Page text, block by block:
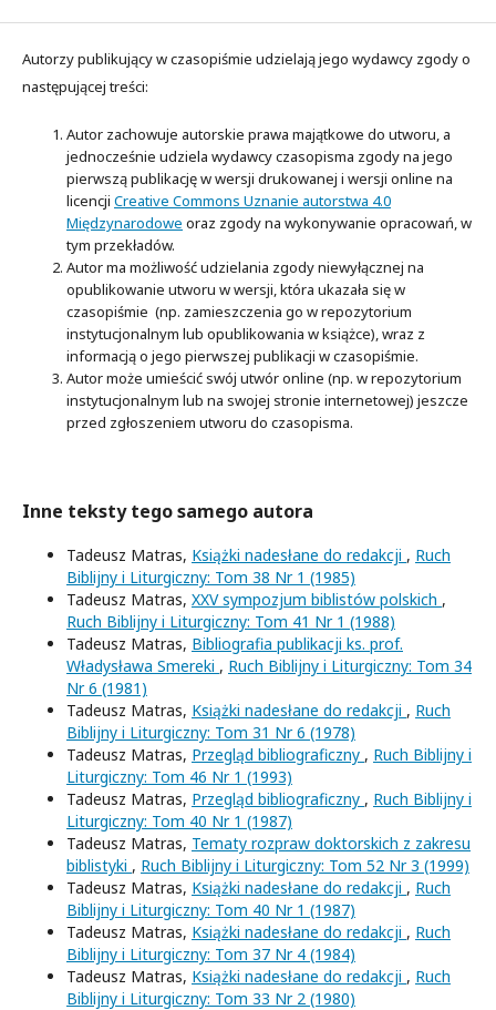
Autorzy publikujący w czasopiśmie udzielają jego wydawcy zgody o
następującej treści:
Autor zachowuje autorskie prawa majątkowe do utworu, a
jednocześnie udziela wydawcy czasopisma zgody na jego
pierwszą publikację w wersji drukowanej i wersji online na
licencji Creative Commons Uznanie autorstwa 4.0
Międzynarodowe oraz zgody na wykonywanie opracowań, w
tym przekładów.
Autor ma możliwość udzielania zgody niewyłącznej na
opublikowanie utworu w wersji, która ukazała się w
czasopiśmie (np. zamieszczenia go w repozytorium
instytucjonalnym lub opublikowania w książce), wraz z
informacją o jego pierwszej publikacji w czasopiśmie.
Autor może umieścić swój utwór online (np. w repozytorium
instytucjonalnym lub na swojej stronie internetowej) jeszcze
przed zgłoszeniem utworu do czasopisma.
Inne teksty tego samego autora
Tadeusz Matras, Książki nadesłane do redakcji , Ruch
Biblijny i Liturgiczny: Tom 38 Nr 1 (1985)
Tadeusz Matras, XXV sympozjum biblistów polskich ,
Ruch Biblijny i Liturgiczny: Tom 41 Nr 1 (1988)
Tadeusz Matras, Bibliografia publikacji ks. prof.
Władysława Smereki , Ruch Biblijny i Liturgiczny: Tom 34
Nr 6 (1981)
Tadeusz Matras, Książki nadesłane do redakcji , Ruch
Biblijny i Liturgiczny: Tom 31 Nr 6 (1978)
Tadeusz Matras, Przegląd bibliograficzny , Ruch Biblijny i
Liturgiczny: Tom 46 Nr 1 (1993)
Tadeusz Matras, Przegląd bibliograficzny , Ruch Biblijny i
Liturgiczny: Tom 40 Nr 1 (1987)
Tadeusz Matras, Tematy rozpraw doktorskich z zakresu
biblistyki , Ruch Biblijny i Liturgiczny: Tom 52 Nr 3 (1999)
Tadeusz Matras, Książki nadesłane do redakcji , Ruch
Biblijny i Liturgiczny: Tom 40 Nr 1 (1987)
Tadeusz Matras, Książki nadesłane do redakcji , Ruch
Biblijny i Liturgiczny: Tom 37 Nr 4 (1984)
Tadeusz Matras, Książki nadesłane do redakcji , Ruch
Biblijny i Liturgiczny: Tom 33 Nr 2 (1980)